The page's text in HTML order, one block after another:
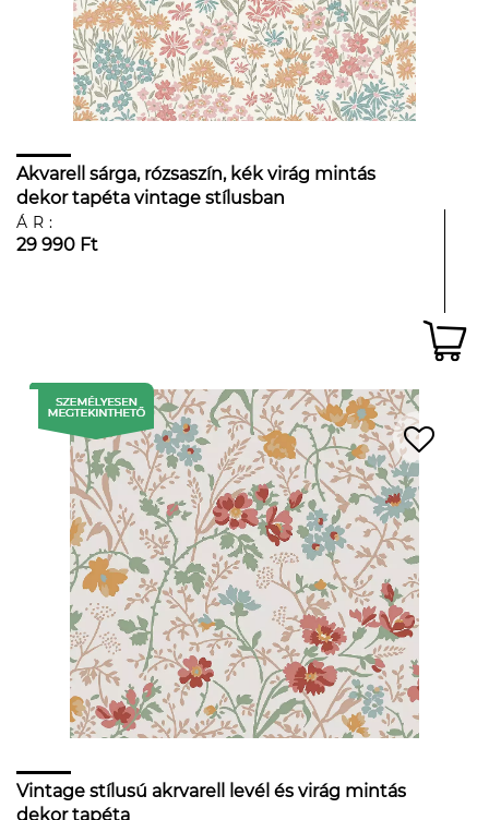
Akvarell sárga, rózsaszín, kék virág mintás
dekor tapéta vintage stílusban
ÁR:
29 990 Ft
Vintage stílusú akrvarell levél és virág mintás
dekor tapéta